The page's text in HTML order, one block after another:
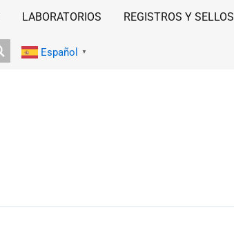
LABORATORIOS REGISTROS Y SELLOS
Español ▼